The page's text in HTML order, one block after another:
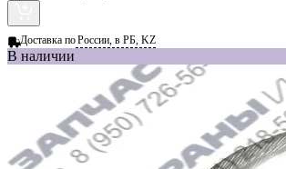
Доставка поРоссии, в РБ, KZ
В наличии